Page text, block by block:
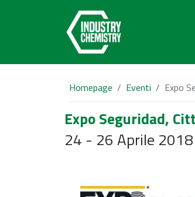
Homepage Eventi Expo
Expo Seguridad,
24 - 26 Aprile 2018